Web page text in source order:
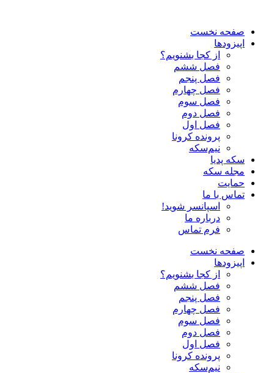
صفحه نخست
اپیزودها
از کجا بشنویم؟
فصل ششم
فصل پنجم
فصل چهارم
فصل سوم
فصل دوم
فصل اول
پرونده کرونا
نیم‌سکه
سکه پدیا
مجله سکه
حمایت
تماس با ما
اسپانسر شوید!
درباره ما
فرم تماس
صفحه نخست
اپیزودها
از کجا بشنویم؟
فصل ششم
فصل پنجم
فصل چهارم
فصل سوم
فصل دوم
فصل اول
پرونده کرونا
نیم‌سکه